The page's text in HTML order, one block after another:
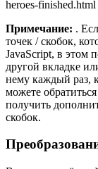
heroes-
Примечание: .
точек / скобок,
JavaScript, в этом
другой вкладке
нему каждый раз,
можете
получить
скобок.